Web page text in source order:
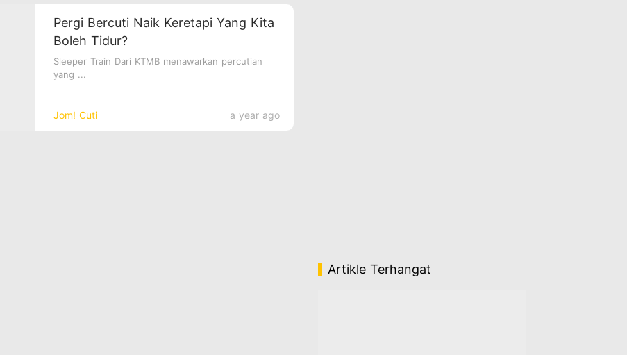
Jom! Cuti a year ago
Pergi Bercuti Naik Keretapi Yang Kita
Boleh Tidur?
Sleeper Train Dari KTMB menawarkan percutian
yang ...
Artikle Terhangat